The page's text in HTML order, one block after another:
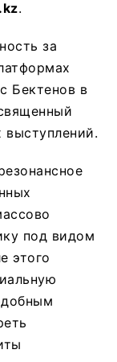
.
за
Бектенов в
выступлений.
под видом
этого